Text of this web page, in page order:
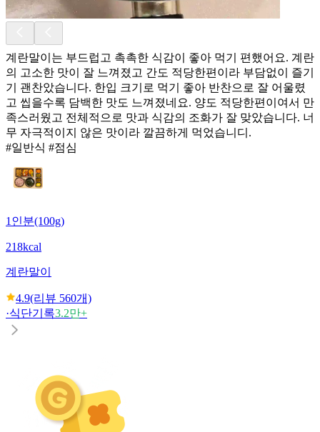
계란말이는 부드럽고 촉촉한 식감이 좋아 먹기 편했어요. 계란
의 고소한 맛이 잘 느껴졌고 간도 적당한편이라 부담없이 즐기
기 괜찬았습니다. 한입 크기로 먹기 좋아 반찬으로 잘 어울렸
고 씹을수록 담백한 맛도 느껴졌네요. 양도 적당한편이여서 만
족스러웠고 전체적으로 맛과 식감의 조화가 잘 맞았습니다. 너
무 자극적이지 않은 맛이라 깔끔하게 먹었습니디.
#일반식 #점심
1인분(100g)
218kcal
계란말이
4.9(리뷰 560개)
·식단기록3.2만+